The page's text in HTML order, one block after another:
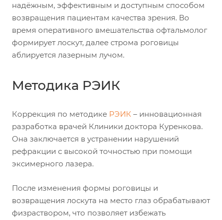
надёжным, эффективным и доступным способом
возвращения пациентам качества зрения. Во
время оперативного вмешательства офтальмолог
формирует лоскут, далее строма роговицы
аблируется лазерным лучом.
Методика РЭИК
Коррекция по методике РЭИК – инновационная
разработка врачей Клиники доктора Куренкова.
Она заключается в устранении нарушений
рефракции с высокой точностью при помощи
эксимерного лазера.
После изменения формы роговицы и
возвращения лоскута на место глаз обрабатывают
физраствором, что позволяет избежать